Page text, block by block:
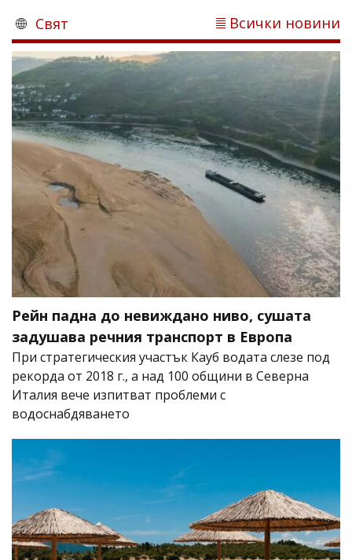
Свят Всички новини
Рейн падна до невиждано ниво, сушата
задушава речния транспорт в Европа
При стратегическия участък Кауб водата слезе под
рекорда от 2018 г., а над 100 общини в Северна
Италия вече изпитват проблеми с
водоснабдяването